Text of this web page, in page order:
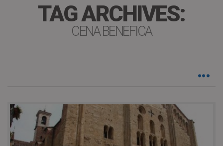
TAG ARCHIVES:
CENA BENEFICA